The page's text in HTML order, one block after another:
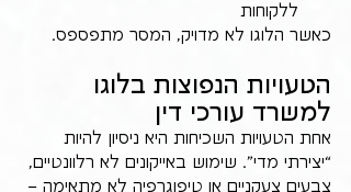
ללקוחות
כאשר הלוגו לא מדויק, המסר מתפספס.
הטעויות הנפוצות בלוגו
למשרד עורכי דין
אחת הטעויות השכיחות היא ניסיון להיות
“יצירתי מדי”. שימוש באייקונים לא רלוונטיים,
צבעים צעקניים או טיפוגרפיה לא מתאימה –